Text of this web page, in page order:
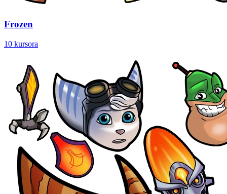
Frozen
10 kursora